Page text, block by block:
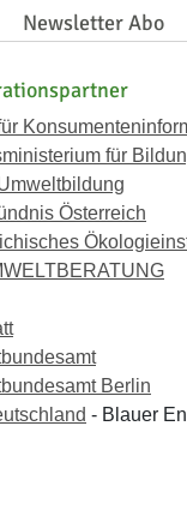
Newsletter Abo
für
Österreich
Berlin
- Blauer